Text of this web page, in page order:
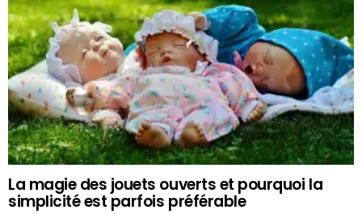
La magie des jouets ouverts et pourquoi la
simplicité est parfois préférable